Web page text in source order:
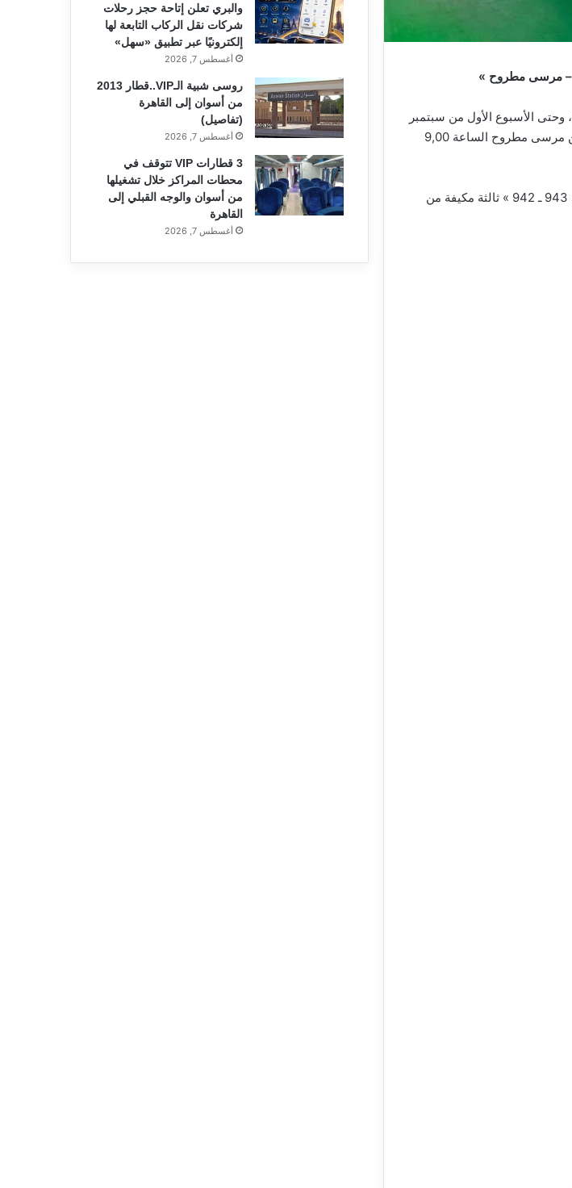
إعتباراً من غذاً السبت الموافق 19 يوليو 2025، وحتى الأسبوع الأول من سبتمبر
تشغيل قطار 943/ 942 مرسى مطروح ـ القاهرة بعربات ثالثة مكيفة على ان يقوم من مرسى مطروح الساعة 9,00
» تفاصيل قطار « 943 ـ 942 » ثالثة مكيفة من
والبري تعلن إتاحة حجز رحلات
شركات نقل الركاب التابعة لها
إلكترونيًا عبر تطبيق «سهل»
أغسطس 7, 2026
روسى شبية الـVIP..قطار 2013
من أسوان إلى القاهرة
(تفاصيل)
أغسطس 7, 2026
3 قطارات VIP تتوقف في
محطات المراكز خلال تشغيلها
من أسوان والوجه القبلي إلى
القاهرة
أغسطس 7, 2026